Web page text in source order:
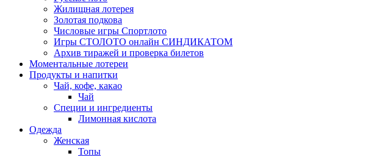
Жилищная лотерея
Золотая подкова
Числовые игры Спортлото
Игры СТОЛОТО онлайн СИНДИКАТОМ
Архив тиражей и проверка билетов
Моментальные лотереи
Продукты и напитки
Чай, кофе, какао
Чай
Специи и ингредиенты
Лимонная кислота
Одежда
Женская
Топы